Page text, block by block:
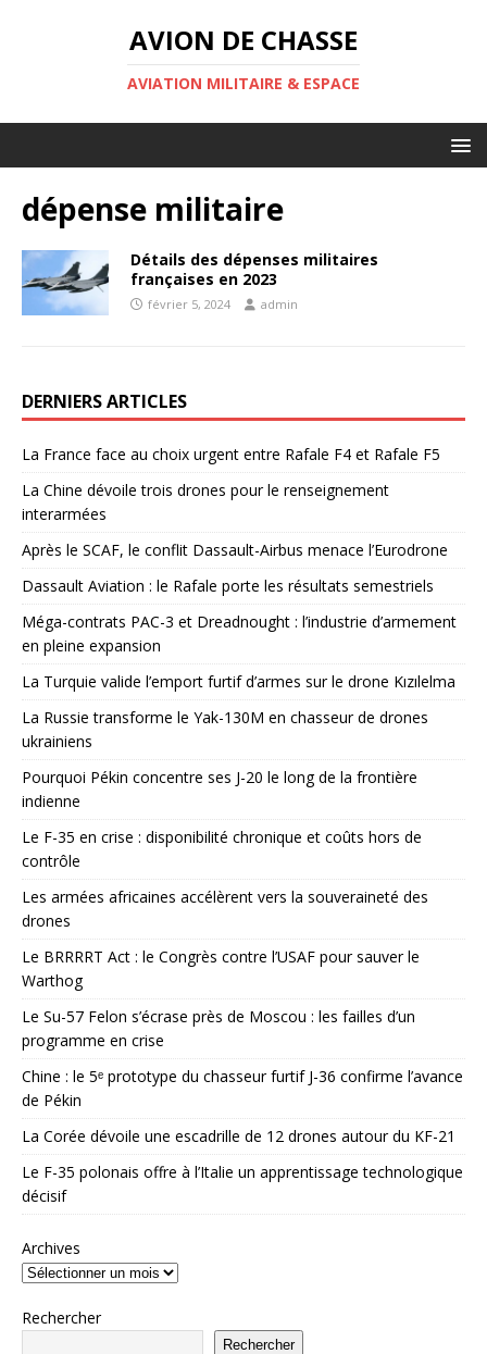
AVION DE CHASSE
AVIATION MILITAIRE & ESPACE
dépense militaire
Détails des dépenses militaires
françaises en 2023
février 5, 2024 admin
DERNIERS ARTICLES
La France face au choix urgent entre Rafale F4 et Rafale F5
La Chine dévoile trois drones pour le renseignement
interarmées
Après le SCAF, le conflit Dassault-Airbus menace l’Eurodrone
Dassault Aviation : le Rafale porte les résultats semestriels
Méga-contrats PAC-3 et Dreadnought : l’industrie d’armement
en pleine expansion
La Turquie valide l’emport furtif d’armes sur le drone Kızılelma
La Russie transforme le Yak-130M en chasseur de drones
ukrainiens
Pourquoi Pékin concentre ses J-20 le long de la frontière
indienne
Le F-35 en crise : disponibilité chronique et coûts hors de
contrôle
Les armées africaines accélèrent vers la souveraineté des
drones
Le BRRRRT Act : le Congrès contre l’USAF pour sauver le
Warthog
Le Su-57 Felon s’écrase près de Moscou : les failles d’un
programme en crise
Chine : le 5ᵉ prototype du chasseur furtif J-36 confirme l’avance
de Pékin
La Corée dévoile une escadrille de 12 drones autour du KF-21
Le F-35 polonais offre à l’Italie un apprentissage technologique
décisif
Archives
Rechercher
Rechercher